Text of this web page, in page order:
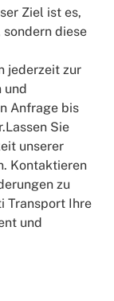
Ziel ist es,
diese
jederzeit zur
und
Anfrage bis
Sie
unserer
Kontaktieren
zu
Transport Ihre
und